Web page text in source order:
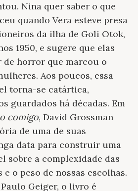
Nina quer saber o que
quando Vera esteve presa
da ilha de Goli Otok,
1950, e sugere que elas
de horror que marcou o
Aos poucos, essa
torna-se catártica,
guardados há décadas. Em
comigo, David Grossman
de uma de suas
data para construir uma
sobre a complexidade das
o peso de nossas escolhas.
Geiger, o livro é